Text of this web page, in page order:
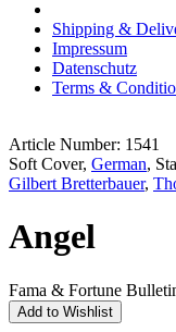
Shipping &
Impressum
Datenschutz
Terms &
Article Number: 1541
Soft Cover, German,
Gilbert Bretterbauer,
Angel
Fama & Fortune
Add to Wishlist